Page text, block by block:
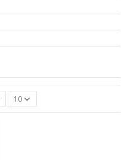
10